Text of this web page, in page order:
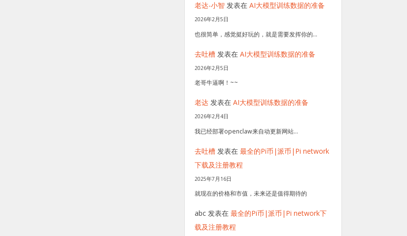
老达-小智 发表在 AI大模型训练数据的准备
2026年2月5日
也很简单，感觉挺好玩的，就是需要发挥你的…
去吐槽 发表在 AI大模型训练数据的准备
2026年2月5日
老哥牛逼啊！~~
老达 发表在 AI大模型训练数据的准备
2026年2月4日
我已经部署openclaw来自动更新网站…
去吐槽 发表在 最全的Pi币|派币|Pi network
下载及注册教程
2025年7月16日
就现在的价格和市值，未来还是值得期待的
abc 发表在 最全的Pi币|派币|Pi network下
载及注册教程